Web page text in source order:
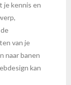
je kennis en
van je
naar banen
kan